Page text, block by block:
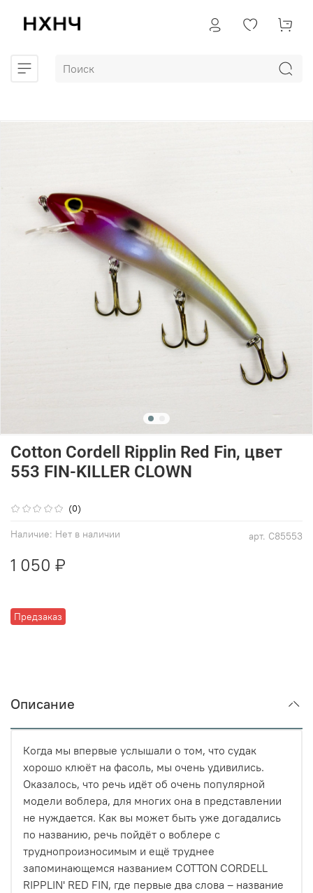
(0)
арт. C85553
Наличие: Нет в наличии
Предзаказ
Cotton Cordell Ripplin Red Fin, цвет
553 FIN-KILLER CLOWN
1 050 ₽
Описание
Когда мы впервые услышали о том, что судак
хорошо клюёт на фасоль, мы очень удивились.
Оказалось, что речь идёт об очень популярной
модели воблера, для многих она в представлении
не нуждается. Как вы может быть уже догадались
по названию, речь пойдёт о воблере с
труднопроизносимым и ещё труднее
запоминающемся названием COTTON CORDELL
RIPPLIN' RED FIN, где первые два слова – название